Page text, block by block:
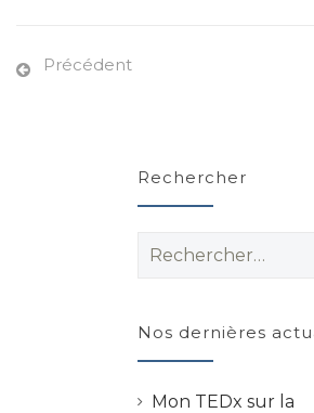
Précédent
Rechercher
Rechercher :
Nos dernières
Mon TEDx sur la